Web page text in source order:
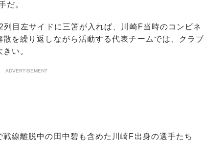
だ。
目左サイドに三笘が入れば、川崎F当時のコンビネ
を繰り返しながら活動する代表チームでは、クラブ
い。
ADVERTISEMENT
線離脱中の田中碧も含めた川崎F出身の選手たち